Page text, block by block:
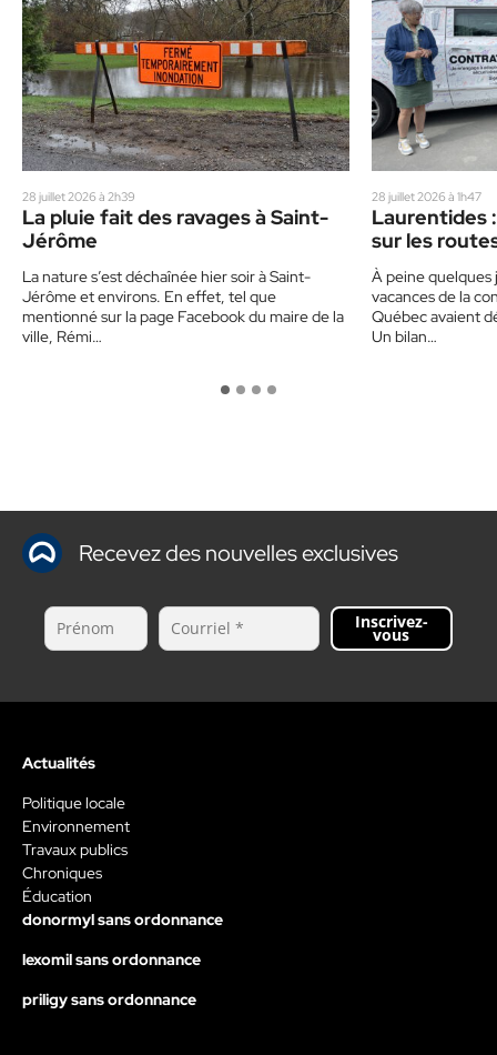
28 juillet 2026 à 2h39
La pluie fait des ravages à Saint-
Jérôme
La nature s’est déchaînée hier soir à Saint-
Jérôme et environs. En effet, tel que
mentionné sur la page Facebook du maire de la
ville, Rémi…
28 juillet 2026 à 1h47
Laurentides
sur les
un corbillard
sensibiliser
À peine quelques
vacances de la
Québec avaient
Un bilan…
Recevez des nouvelles exclusives
Inscrivez-
vous
Actualités
Politique locale
Environnement
Travaux publics
Chroniques
Éducation
donormyl sans ordonnance
lexomil sans ordonnance
priligy sans ordonnance